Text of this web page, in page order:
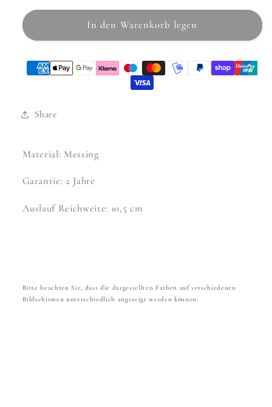
Armatur
High
Matt
Armatur
Hasse
High
Matt
In den Warenkorb legen
Share
Material: Messing
Garantie: 2 Jahre
Auslauf Reichweite: 10,5 cm
Bitte beachten Sie, dass die dargestellten Farben auf verschiedenen
Bildschirmen unterschiedlich angezeigt werden können.